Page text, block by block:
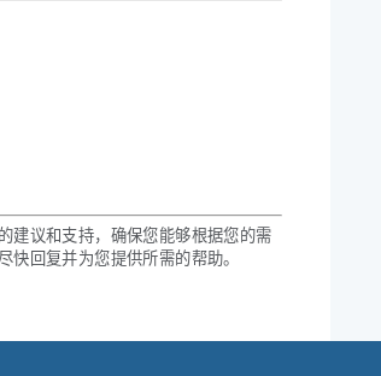
建议和支持，确保您能够根据您的需
回复并为您提供所需的帮助。